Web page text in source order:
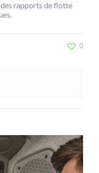
des rapports de flotte
0